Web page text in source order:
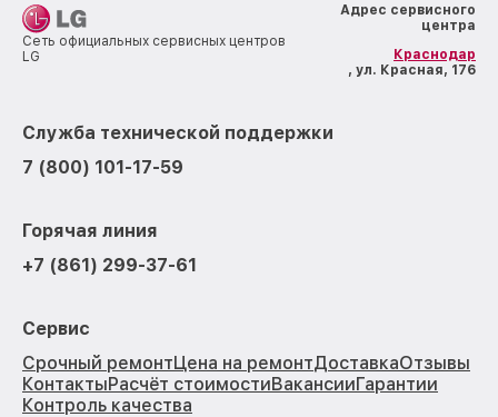
Сеть официальных сервисных центров
LG
Адрес сервисного
центра
Краснодар
, ул. Красная, 176
Служба технической поддержки
7 (800) 101-17-59
Горячая линия
+7 (861) 299-37-61
Сервис
Срочный ремонтЦена на ремонтДоставкаОтзывы
КонтактыРасчёт стоимостиВакансииГарантии
Контроль качества